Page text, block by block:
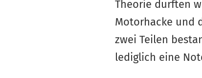
Theorie durften
Motorhacke und
zwei Teilen
lediglich eine